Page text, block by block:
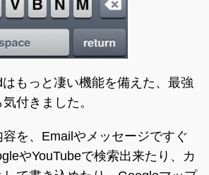
もっと凄い機能を備えた、最強
付きました。
を、Emailやメッセージですぐ
やYouTubeで検索出来たり、カ